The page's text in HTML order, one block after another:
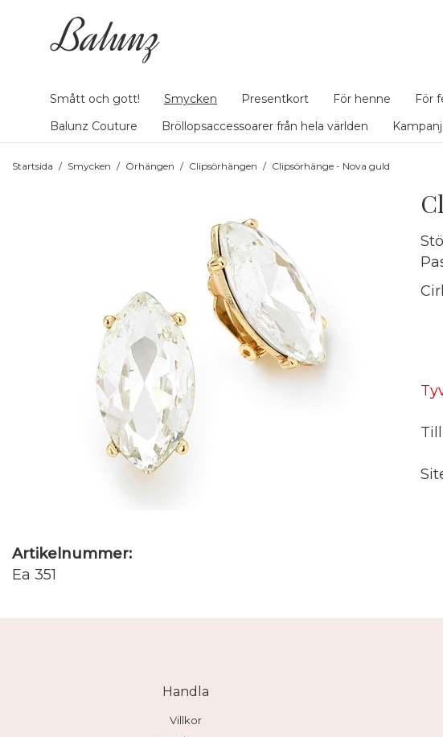
Smått och gott! Smycken Presentkort För henne För
Balunz Couture
Bröllopsaccessoarer från hela världen
Startsida / Smycken / Örhängen / Clipsörhängen / Clipsörhänge - Nova guld
Artikelnummer:
Ea 351
Handla
Villkor